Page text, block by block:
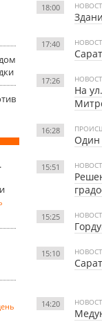
18:00
17:40
17:26
На
16:28
Один
15:51
15:25
15:10
14:20